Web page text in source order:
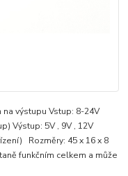
výstupu Vstup: 8-24V
Výstup: 5V , 9V , 12V
Rozměry: 45 x 16 x 8
funkčním celkem a může